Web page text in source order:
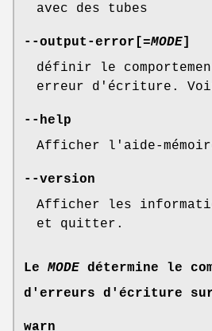
avec des tubes
--output-error [=MODE]
définir le
erreur d'écriture.
--help
Afficher l'aide-
--version
Afficher les
et quitter.
Le MODE détermine le
d'erreurs d'écriture
warn